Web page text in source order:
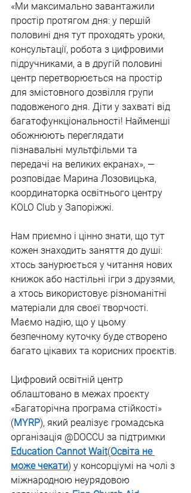
«Ми максимально завантажили
простір протягом дня: у першій
половині дня тут проходять уроки,
консультації, робота з цифровими
підручниками, а в другій половині
центр перетворюється на простір
для змістовного дозвілля групи
подовженого дня. Діти у захваті від
багатофункціональності! Найменші
обожнюють переглядати
пізнавальні мультфільми та
передачі на великих екранах», —
розповідає Марина Лозовицька,
координаторка освітнього центру
KOLO Club у Запоріжжі.
Нам приємно і цінно знати, що тут
кожен знаходить заняття до душі:
хтось занурюється у читання нових
книжок або настільні ігри з друзями,
а хтось використовує різноманітні
матеріали для своєї творчості.
Маємо надію, що у цьому
безпечному куточку буде створено
багато цікавих та корисних проєктів.
Цифровий освітній центр
облаштовано в межах проєкту
«Багаторічна програма стійкості»
(MYRP), який реалізує громадська
організація @DOCCU за підтримки
Education Cannot Wait(Освіта не
може чекати) у консорціумі на чолі з
міжнародною неурядовою